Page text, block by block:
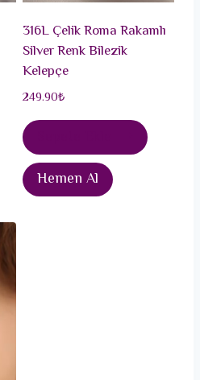
316L Çelik Roma Rakamlı
Silver Renk Bilezik
Kelepçe
249.90₺
Hemen Al